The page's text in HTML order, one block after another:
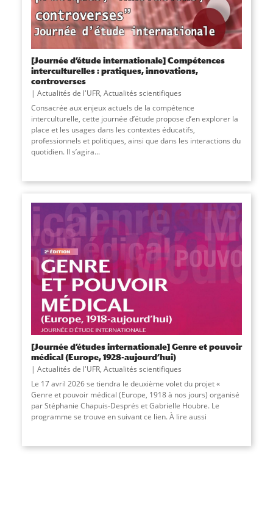
[Journée d’étude internationale] Compétences
interculturelles : pratiques, innovations,
controverses
Actualités de l'UFR, Actualités scientifiques
Consacrée aux enjeux actuels de la compétence
interculturelle, cette journée d’étude propose d’en explorer la
place et les usages dans les contextes éducatifs,
professionnels et politiques, ainsi que dans les interactions du
quotidien. Il s’agira...
[Journée d’études internationale] Genre et pouvoir
médical (Europe, 1928-aujourd’hui)
Actualités de l'UFR, Actualités scientifiques
Le 17 avril 2026 se tiendra le deuxième volet du projet «
Genre et pouvoir médical (Europe, 1918 à nos jours) organisé
par Stéphanie Chapuis-Després et Gabrielle Houbre. Le
programme se trouve en suivant ce lien. À lire aussi